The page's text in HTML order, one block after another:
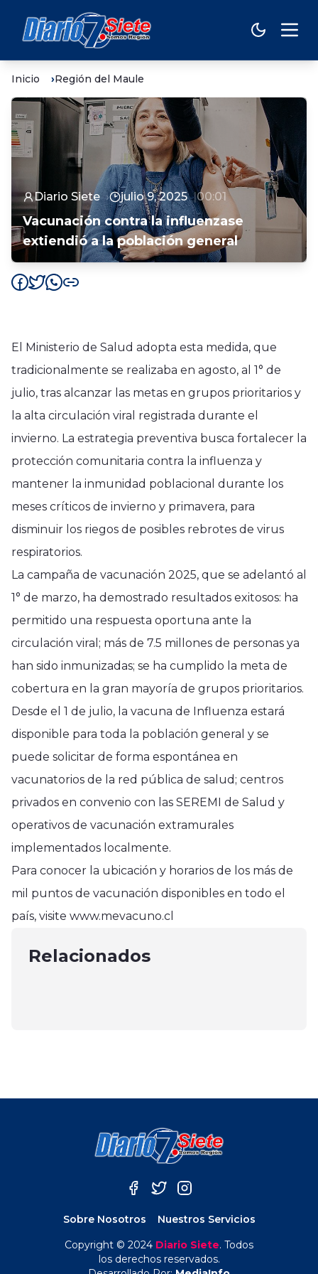
Inicio Región del Maule
Diario Siete julio 9, 2025 00:01
Vacunación contra la influenzase
extiendió a la población general
El Ministerio de Salud adopta esta medida, que
tradicionalmente se realizaba en agosto, al 1° de
julio, tras alcanzar las metas en grupos prioritarios y
la alta circulación viral registrada durante el
invierno. La estrategia preventiva busca fortalecer la
protección comunitaria contra la influenza y
mantener la inmunidad poblacional durante los
meses críticos de invierno y primavera, para
disminuir los riegos de posibles rebrotes de virus
respiratorios.
La campaña de vacunación 2025, que se adelantó al
1° de marzo, ha demostrado resultados exitosos: ha
permitido una respuesta oportuna ante la
circulación viral; más de 7.5 millones de personas ya
han sido inmunizadas; se ha cumplido la meta de
cobertura en la gran mayoría de grupos prioritarios.
Desde el 1 de julio, la vacuna de Influenza estará
disponible para toda la población general y se
puede solicitar de forma espontánea en
vacunatorios de la red pública de salud; centros
privados en convenio con las SEREMI de Salud y
operativos de vacunación extramurales
implementados localmente.
Para conocer la ubicación y horarios de los más de
mil puntos de vacunación disponibles en todo el
país, visite www.mevacuno.cl
Relacionados
Región del Maule
Villa Alegre brilló en la Ruta
Descubre El Maule con una
julio 23, 2025
Región del Maule
Baeza Gajardo» en Pelluhue
En Pelluhue se entregan Fondos
Sobre Nosotros
Nuestros Servicios
Copyright © 2024 Diario Siete. Todos
los derechos reservados.